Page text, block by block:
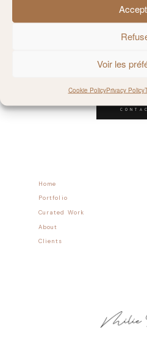
Voir les
Cookie PolicyPrivacy Policy
Home
Portfolio
Curated Work
About
Clients